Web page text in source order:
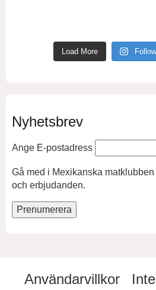
Load More
Nyhetsbrev
Ange E-postadress
Gå med i Mexikanska
och erbjudanden.
Användarvillkor